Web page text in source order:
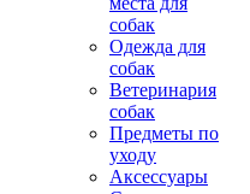
собак
Одежда для
собак
Ветеринария
собак
Предметы по
уходу
Аксессуары